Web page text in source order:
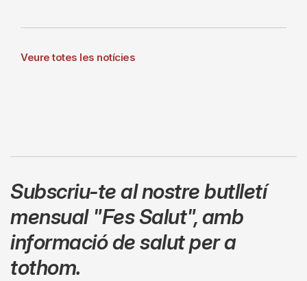
Veure totes les notícies
Subscriu-te al nostre butlletí
mensual "Fes Salut",amb
informació de salut per a
tothom.